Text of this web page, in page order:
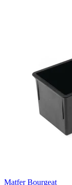
Matfer Bourgeat